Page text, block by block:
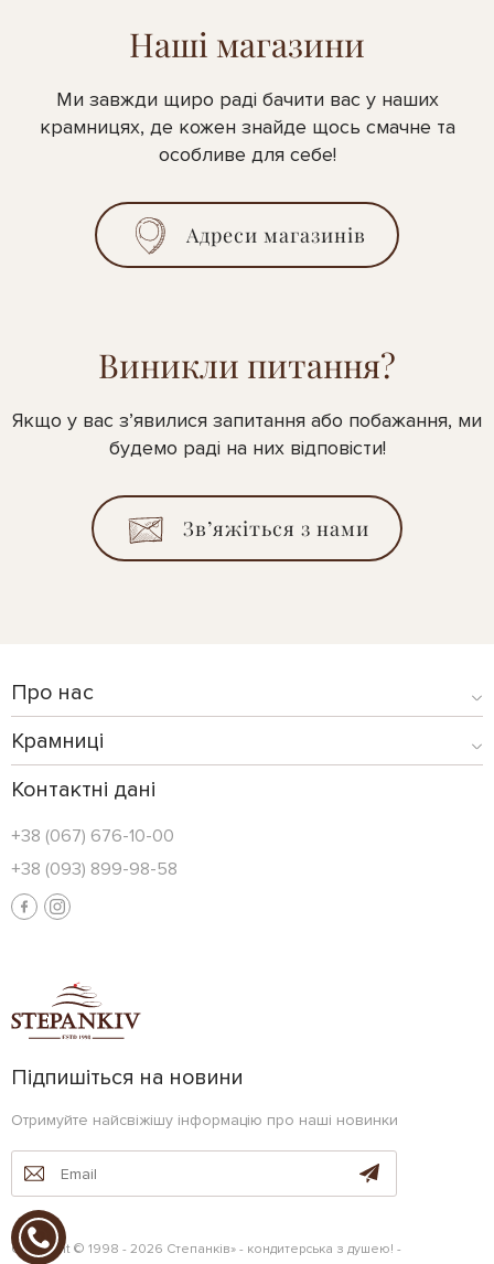
Наші магазини
Ми завжди щиро раді бачити вас у наших
крамницях, де кожен знайде щось смачне та
особливе для себе!
Адреси магазинів
Виникли питання?
Якщо у вас з’явилися запитання або побажання, ми
будемо раді на них відповісти!
Зв’яжіться з нами
Про нас
Крамниці
Контактні дані
+38 (067) 676-10-00
+38 (093) 899-98-58
Підпишіться на новини
Отримуйте найсвіжішу інформацію про наші новинки
Copyright © 1998 - 2026 Степанків» - кондитерська з душею! -